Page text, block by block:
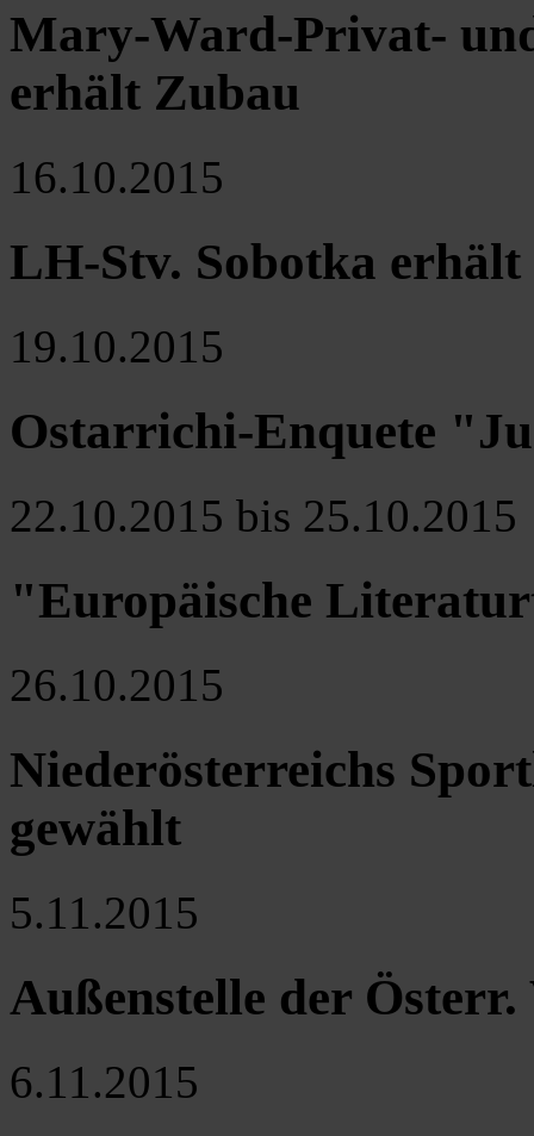
Mary-Ward-Privat-
erhält Zubau
16.10.2015
LH-Stv. Sobotka
19.10.2015
Ostarrichi-Enquete
22.10.2015 bis 25.10.2015
"Europäische
26.10.2015
Niederösterreichs
gewählt
5.11.2015
Außenstelle der
6.11.2015